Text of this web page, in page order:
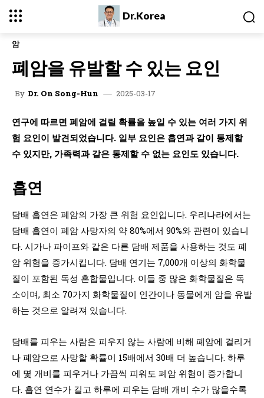
Dr.Korea
암
폐암을 유발할 수 있는 요인
By Dr. On Song-Hun 2025-03-17
연구에 따르면 폐암에 걸릴 확률을 높일 수 있는 여러 가지 위
험 요인이 발견되었습니다. 일부 요인은 흡연과 같이 통제할
수 있지만, 가족력과 같은 통제할 수 없는 요인도 있습니다.
흡연
담배 흡연은 폐암의 가장 큰 위험 요인입니다. 우리나라에서는
담배 흡연이 폐암 사망자의 약 80%에서 90%와 관련이 있습니
다. 시가나 파이프와 같은 다른 담배 제품을 사용하는 것도 폐
암 위험을 증가시킵니다. 담배 연기는 7,000개 이상의 화학물
질이 포함된 독성 혼합물입니다. 이들 중 많은 화학물질은 독
소이며, 최소 70가지 화학물질이 인간이나 동물에게 암을 유발
하는 것으로 알려져 있습니다.
담배를 피우는 사람은 피우지 않는 사람에 비해 폐암에 걸리거
나 폐암으로 사망할 확률이 15배에서 30배 더 높습니다. 하루
에 몇 개비를 피우거나 가끔씩 피워도 폐암 위험이 증가합니
다. 흡연 연수가 길고 하루에 피우는 담배 개비 수가 많을수록